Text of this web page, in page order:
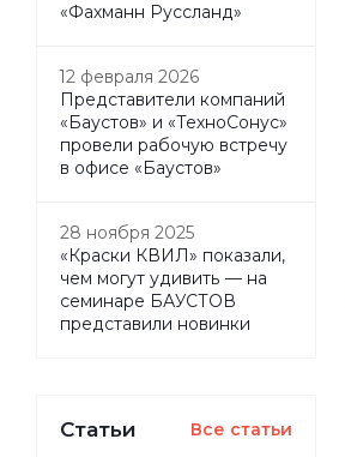
«Фахманн Руссланд»
12 февраля 2026
Представители компаний
«Баустов» и «ТехноСонус»
провели рабочую встречу
в офисе «Баустов»
28 ноября 2025
«Краски КВИЛ» показали,
чем могут удивить — на
семинаре БАУСТОВ
представили новинки
Статьи Все статьи